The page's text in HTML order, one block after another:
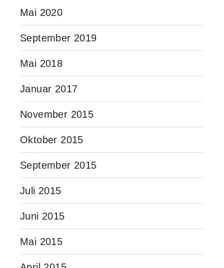
Mai 2020
September 2019
Mai 2018
Januar 2017
November 2015
Oktober 2015
September 2015
Juli 2015
Juni 2015
Mai 2015